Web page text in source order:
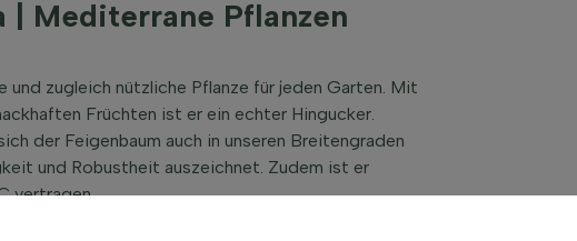
| Mediterrane Pflanzen
zugleich nützliche Pflanze für jeden Garten. Mit
Früchten ist er ein echter Hingucker.
der Feigenbaum auch in unseren Breitengraden
und Robustheit auszeichnet. Zudem ist er
vertragen.
hochwertigen Feigenbäumen, die sich sowohl für kleine